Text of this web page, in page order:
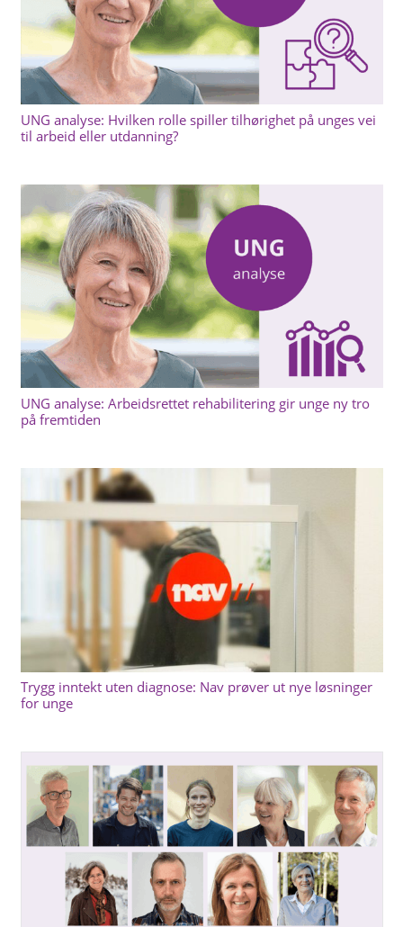
UNG analyse: Hvilken rolle spiller tilhørighet på unges vei
til arbeid eller utdanning?
UNG analyse: Arbeidsrettet rehabilitering gir unge ny tro
på fremtiden
Trygg inntekt uten diagnose: Nav prøver ut nye løsninger
for unge